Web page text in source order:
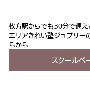
枚方駅からでも30分で通え
エリアきれい塾ジュブリー
らから
スクールペ